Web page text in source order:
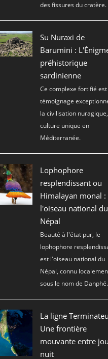
des fissures du cratère.
Su Nuraxi de
Barumini :
préhistorique
sardinienne
Ce complexe fortifié
témoignage
la civilisation
culture unique en
Méditerranée.
Lophophore
resplendissant ou
Himalayan monal :
l'oiseau national du
Népal
Beauté à l'état pur, le
lophophore
est l'oiseau national du
Népal, connu
sous le nom de Danphé.
La ligne
Une frontière
mouvante entre
nuit